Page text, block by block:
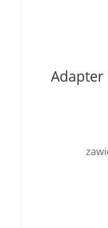
Adapter